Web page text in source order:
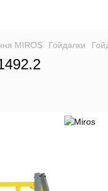
MIROS Гойдалки